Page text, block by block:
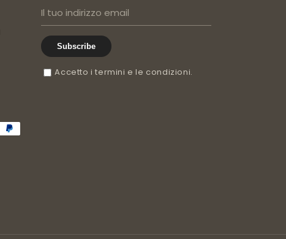
Subscribe
Accetto i termini e le condizioni.